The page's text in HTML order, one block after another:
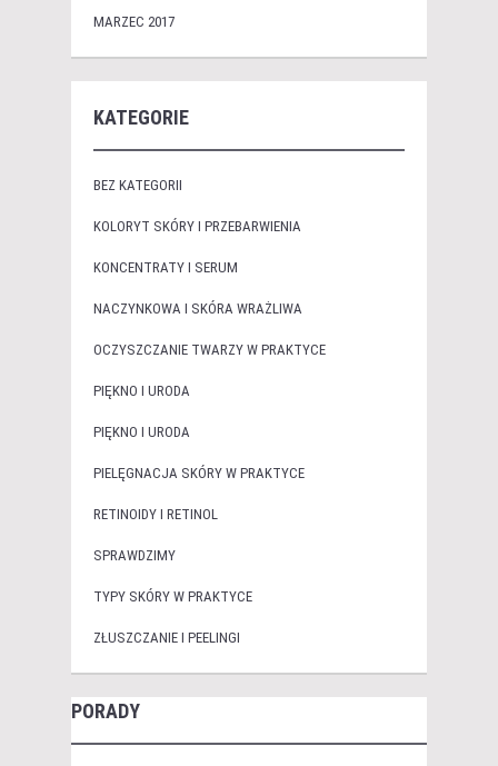
MARZEC 2017
KATEGORIE
BEZ KATEGORII
KOLORYT SKÓRY I PRZEBARWIENIA
KONCENTRATY I SERUM
NACZYNKOWA I SKÓRA WRAŻLIWA
OCZYSZCZANIE TWARZY W PRAKTYCE
PIĘKNO I URODA
PIĘKNO I URODA
PIELĘGNACJA SKÓRY W PRAKTYCE
RETINOIDY I RETINOL
SPRAWDZIMY
TYPY SKÓRY W PRAKTYCE
ZŁUSZCZANIE I PEELINGI
PORADY